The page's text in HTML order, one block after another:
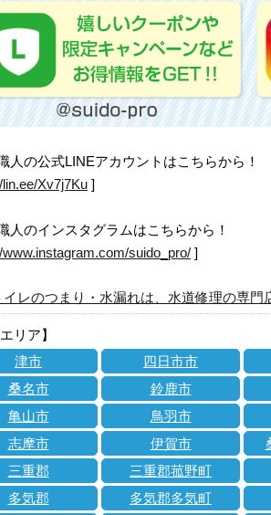
人の公式LINEアカウントはこちらから！
Xv7j7Ku ]
人のインスタグラムはこちらから！
www.instagram.com/suido_pro/ ]
イレのつまり・水漏れは、水道修理の専門
リア】
津市
四日市市
桑名市
鈴鹿市
亀山市
鳥羽市
志摩市
伊賀市
三重郡
三重郡菰野町
多気郡
多気郡多気町